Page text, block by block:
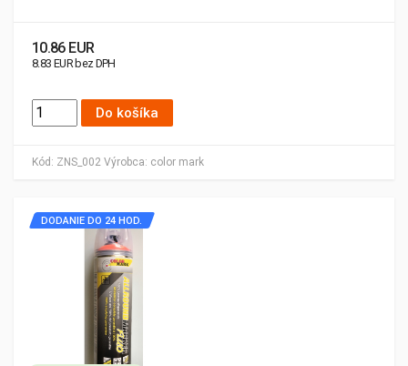
Kód: ZNS_002 Výrobca: color mark
10.86 EUR
8.83 EUR bez DPH
Do košíka
DODANIE DO 24 HOD.